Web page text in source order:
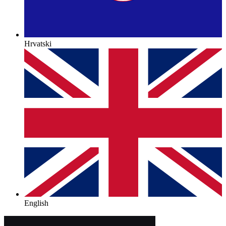
Hrvatski
English